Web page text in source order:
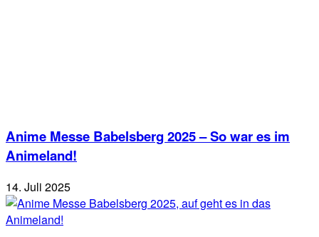
Anime Messe Babelsberg 2025 – So war es im
Animeland!
14. Juli 2025